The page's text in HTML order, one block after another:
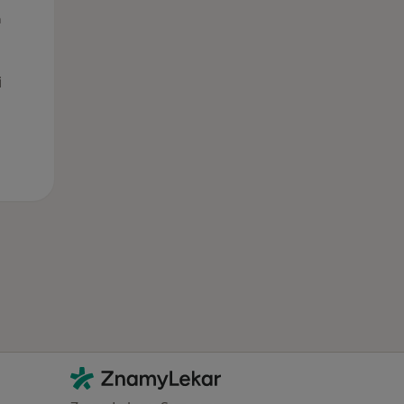
Kontakt
ZnamyLekar - Hlavní stránka